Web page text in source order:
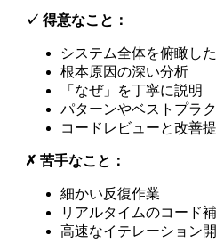
✓ 得意なこと：
システム全体を俯瞰し
根本原因の深い分析
「なぜ」を丁寧に説明
パターンやベストプラ
コードレビューと改善
✗ 苦手なこと：
細かい反復作業
リアルタイムのコード
高速なイテレーション